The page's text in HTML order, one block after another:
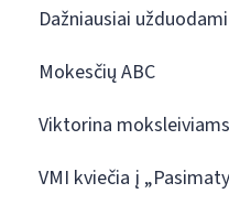
Dažniausiai
Mokesčių ABC
Viktorina moksleiviams
VMI kviečia į